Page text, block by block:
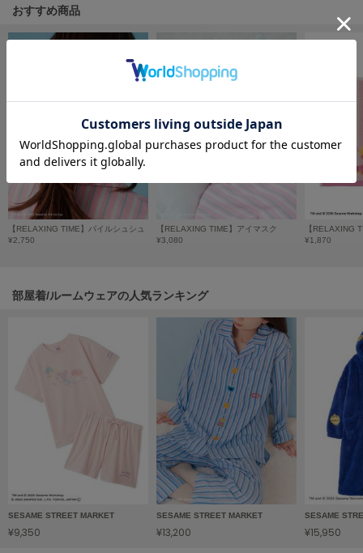
FURFUR
ジェラート ピケ
GELATO PIQUE CAT&DOG
ジェラート ピケ キャットアンドドッグ
gelato pique Sleep
ジェラート ピケ スリープ
HUNTER
キーン
おすすめ商品
【RELAXING TIME】パイルシュシュ
¥2,750
【RELAXING TIME】アイマスク
¥3,080
¥1,870
部屋着/ルームウェアの人気ランキング
SESAME STREET MARKET
¥9,350
SESAME STREET MARKET
¥13,200
SESAME
¥15,950